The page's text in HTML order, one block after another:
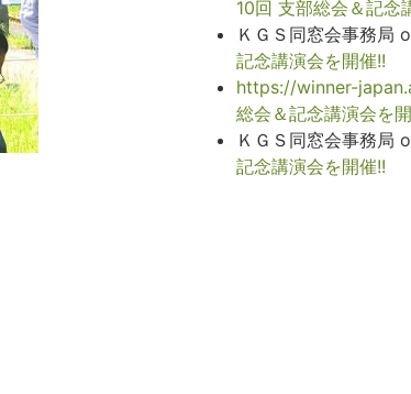
10回 支部総会＆記念
ＫＧＳ同窓会事務局
記念講演会を開催!!
https://winner-
総会＆記念講演会を
ＫＧＳ同窓会事務局
記念講演会を開催!!